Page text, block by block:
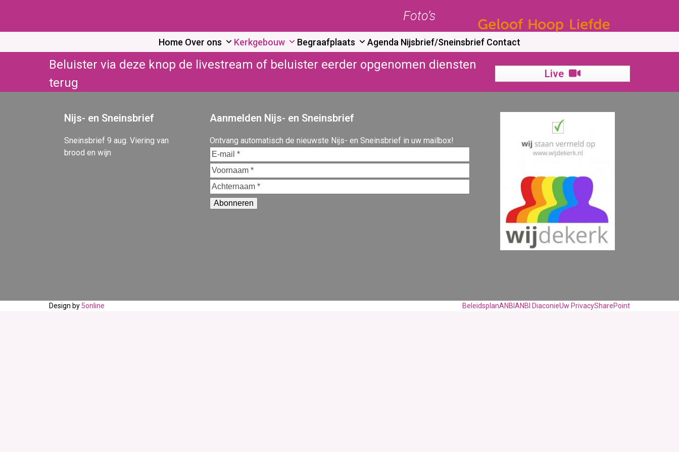
content
Home Over ons Kerkgebouw Begraafplaats Agenda Nijsbrief/Sneinsbrief Contact
Foto’s
Beluister via deze knop de livestream of beluister eerder opgenomen diensten
terug
Live
Nijs- en Sneinsbrief
Sneinsbrief 9 aug. Viering van
brood en wijn
Aanmelden Nijs- en Sneinsbrief
Ontvang automatisch de nieuwste Nijs- en Sneinsbrief in uw mailbox!
Design by 5online BeleidsplanANBI ANBI DiaconieUw PrivacySharePoint